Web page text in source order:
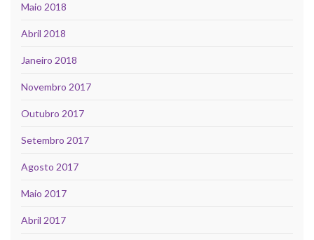
Maio 2018
Abril 2018
Janeiro 2018
Novembro 2017
Outubro 2017
Setembro 2017
Agosto 2017
Maio 2017
Abril 2017